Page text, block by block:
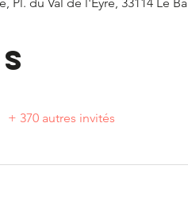
+ 370 autres invités